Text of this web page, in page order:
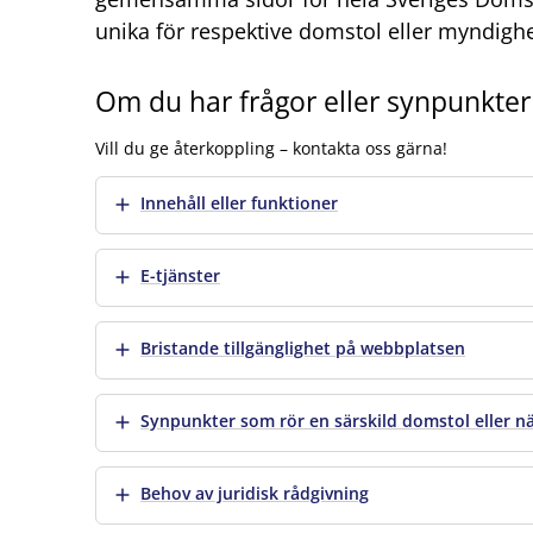
unika för respektive domstol eller
Om du har frågor eller synpunkter
Vill du ge återkoppling – kontakta oss gärna!
Visa merInnehåll eller funktioner
Visa merE-tjänster
Visa merBristande tillgänglighet på webbplatsen
Visa merSynpunkter som rör en särskild domstol eller
Visa merBehov av juridisk rådgivning